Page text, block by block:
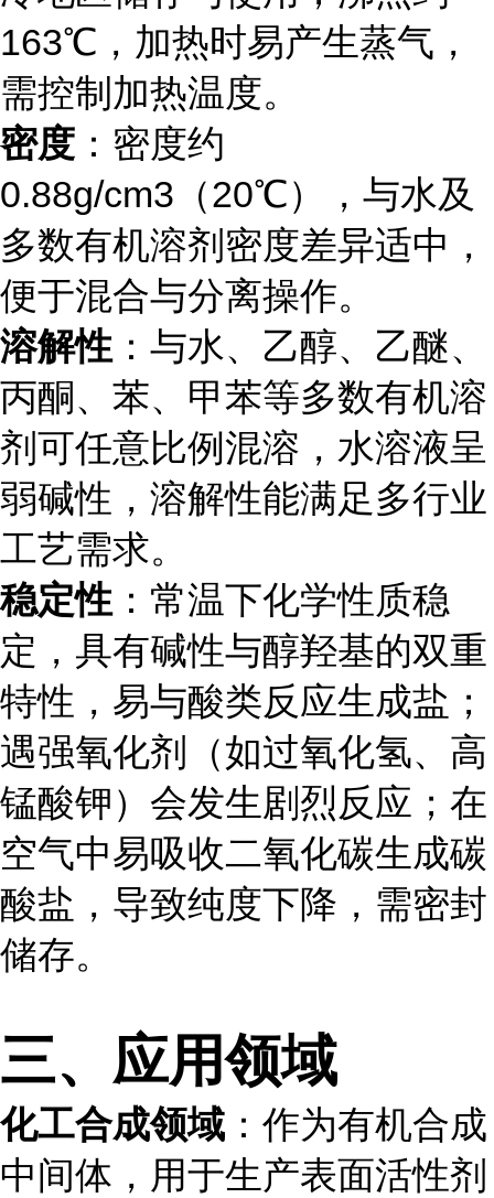
163℃，加热时易产生蒸气，
需控制加热温度。
密度 ：密度约
0.88g/cm3（20℃），与水及
多数有机溶剂密度差异适中，
便于混合与分离操作。
溶解性 ：与水、乙醇、乙醚、
丙酮、苯、甲苯等多数有机溶
剂可任意比例混溶，水溶液呈
弱碱性，溶解性能满足多行业
工艺需求。
稳定性 ：常温下化学性质稳
定，具有碱性与醇羟基的双重
特性，易与酸类反应生成盐；
遇强氧化剂（如过氧化氢、高
锰酸钾）会发生剧烈反应；在
空气中易吸收二氧化碳生成碳
酸盐，导致纯度下降，需密封
储存。
三、应用领域
化工合成领域 ：作为有机合成
中间体，用于生产表面活性剂